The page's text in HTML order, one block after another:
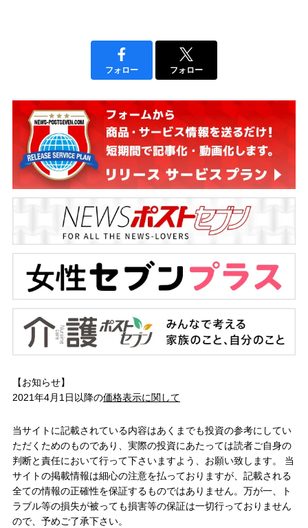
フォロー フォロー
【お知らせ】
2021年4月1日以降の価格表示に関して
当サイトに記載されている内容はあくまでも投資の参考にしてい
ただくためのものであり、実際の投資にあたっては読者ご自身の
判断と責任において行って下さいますよう、お願い致します。 当
サイトの掲載情報は細心の注意を払っておりますが、記載される
全ての情報の正確性を保証するものではありません。万が一、ト
ラブル等の損失が被っても損害等の保証は一切行っておりません
ので、予めご了承下さい。